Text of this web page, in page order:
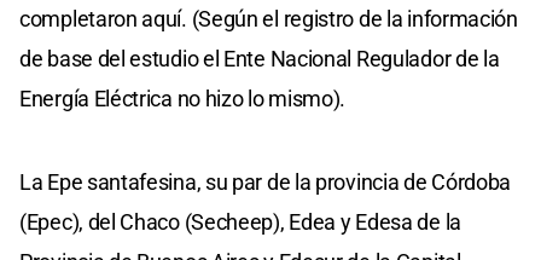
completaron aquí. (Según el registro de la información
de base del estudio el Ente Nacional Regulador de la
Energía Eléctrica no hizo lo mismo).
La Epe santafesina, su par de la provincia de Córdoba
(Epec), del Chaco (Secheep), Edea y Edesa de la